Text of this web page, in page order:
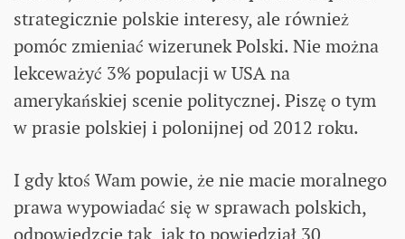
strategicznie polskie interesy, ale również
pomóc zmieniać wizerunek Polski. Nie można
lekceważyć 3% populacji w USA na
amerykańskiej scenie politycznej. Piszę o tym
w prasie polskiej i polonijnej od 2012 roku.
I gdy ktoś Wam powie, że nie macie moralnego
prawa wypowiadać się w sprawach polskich,
odpowiedzcie tak, jak to powiedział 30